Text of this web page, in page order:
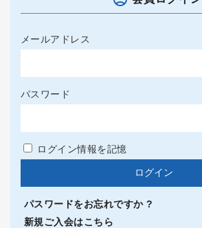
メールアドレス
パスワード
ログイン情報を記憶
パスワードをお忘れですか ?
新規ご入会はこちら